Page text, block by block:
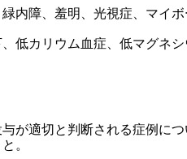
障、羞明、光視症、マイボ
低カリウム血症、低マグネ
適切と判断される症例につ
。